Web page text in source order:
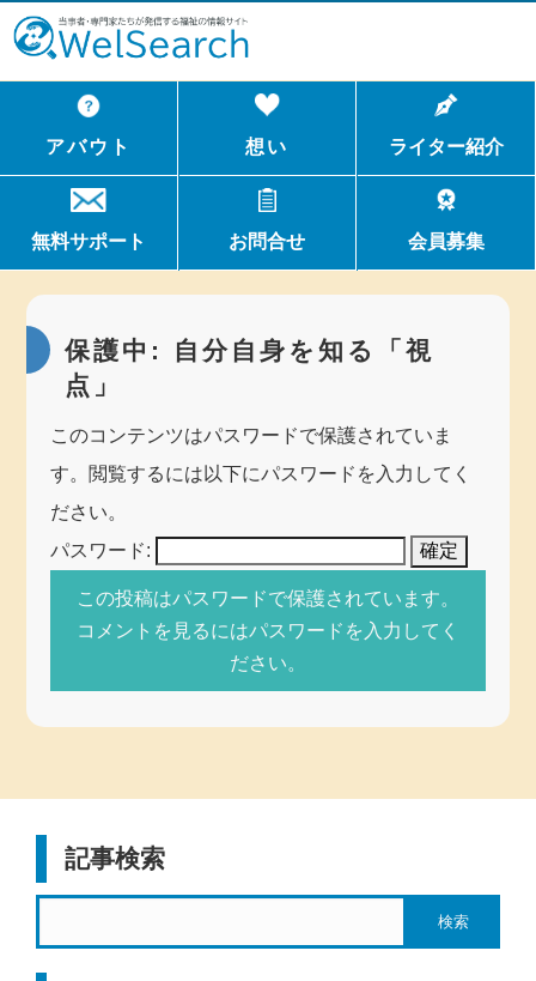
WelSerch
アバウト 想い ライター紹介
無料サポート お問合せ 会員募集
保護中: 自分自身を知る「視
点」
このコンテンツはパスワードで保護されていま
す。閲覧するには以下にパスワードを入力してく
ださい。
パスワード:
この投稿はパスワードで保護されています。
コメントを見るにはパスワードを入力してく
ださい。
記事検索